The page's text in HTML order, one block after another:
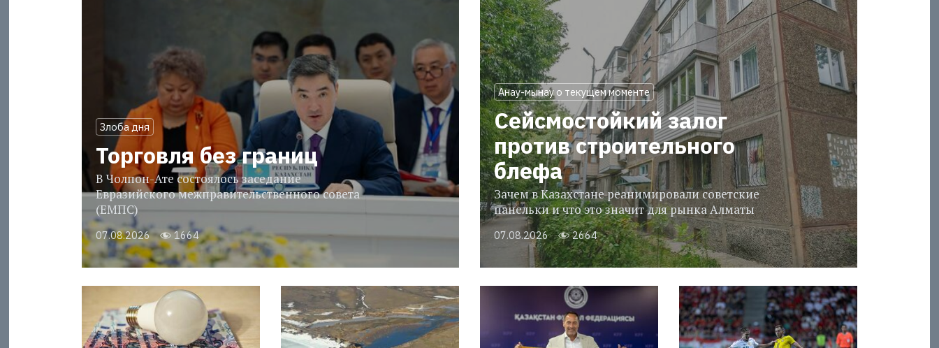
Злоба дня
Торговля без границ
В Чолпон-Ате состоялось заседание
Евразийского межправительственного совета
(ЕМПС)
07.08.2026 1664
Анау-мынау о текущем моменте
Сейсмостойкий залог
против строительного
блефа
Зачем в Казахстане реанимировали советские
панельки и что это значит для рынка Алматы
07.08.2026 2664